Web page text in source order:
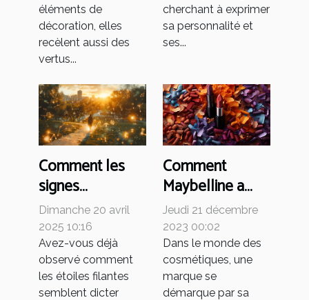
éléments de
décoration, elles
recèlent aussi des
vertus...
cherchant à exprimer
sa personnalité et
ses...
Comment les
signes
astrologiques
influencent nos
choix de vie
amoureuse et
professionnelle
Dimanche 20 avril
2025 10:16
Avez-vous déjà
observé comment
les étoiles filantes
semblent dicter
Comment
Maybelline a
conquis le
marché
cosmétique
mondial
Jeudi 21 décembre
2023 00:02
Dans le monde des
cosmétiques, une
marque se
démarque par sa